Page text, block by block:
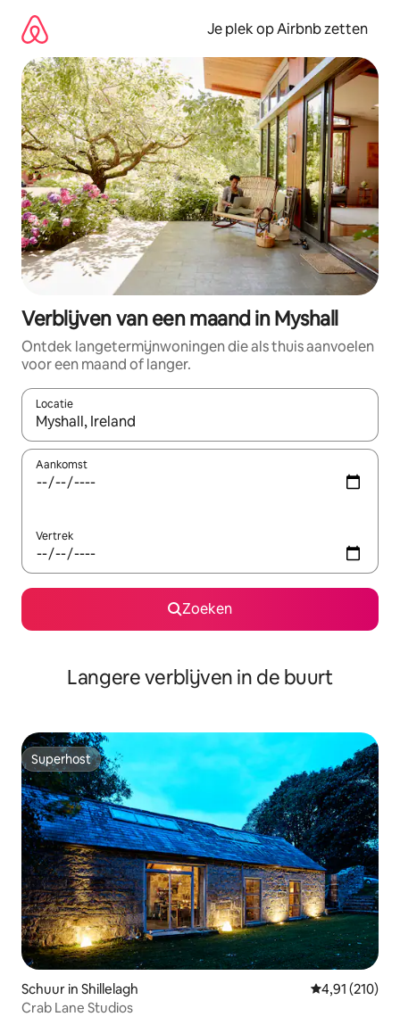
direct
naar
inhoud
Je plek op Airbnb zetten
Verblijven van een maand in Myshall
Ontdek langetermijnwoningen die als thuis aanvoelen
voor een maand of langer.
Locatie
Wanneer er resultaten beschikbaar zijn, maak je een keuze
Aankomst
Vertrek
Zoeken
Langere verblijven in de buurt
Superhost
Superhost
Schuur in Shillelagh Gemiddelde
4,91 (210)
Crab Lane Studios